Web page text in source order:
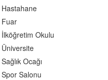
Hastahane
Fuar
İlköğretim Okulu
Üniversite
Sağlık Ocağı
Spor Salonu